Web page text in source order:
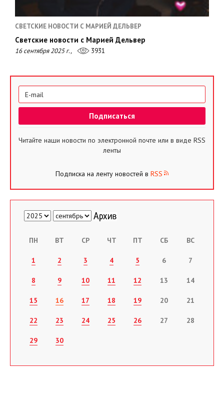
СВЕТСКИЕ НОВОСТИ С МАРИЕЙ ДЕЛЬВЕР
Светские новости с Марией Дельвер
16 сентября 2025 г., 3931
Читайте наши новости по электронной почте или в виде RSS
ленты
Подписка на ленту новостей в RSS
ПН ВТ СР ЧТ ПТ СБ ВС
1 2 3 4 5 6 7
8 9 10 11 12 13 14
15 16 17 18 19 20 21
22 23 24 25 26 27 28
29 30